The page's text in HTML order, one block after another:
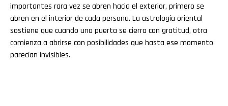
importantes rara vez se abren hacia el exterior, primero se
abren en el interior de cada persona. La astrología oriental
sostiene que cuando una puerta se cierra con gratitud, otra
comienza a abrirse con posibilidades que hasta ese momento
parecían invisibles.